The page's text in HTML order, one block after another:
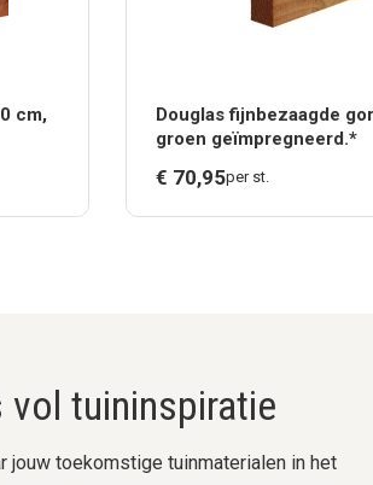
cm,
Douglas fijnbezaagde
groen geïmpregneerd.*
€ 70,95per st.
tuininspiratie
jouw toekomstige tuinmaterialen in het